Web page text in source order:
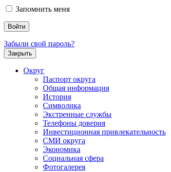
Запомнить меня
Забыли свой пароль?
Закрыть
Округ
Паспорт округа
Общая информация
История
Символика
Экстренные службы
Телефоны доверия
Инвестиционная привлекательность
СМИ округа
Экономика
Социальная сфера
Фотогалерея